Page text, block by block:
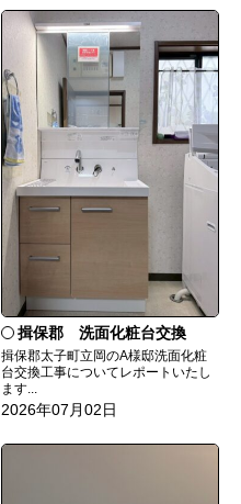
揖保郡 洗面化粧台交換
揖保郡太子町立岡のA様邸洗面化粧
台交換工事についてレポートいたし
ます...
2026年07月02日